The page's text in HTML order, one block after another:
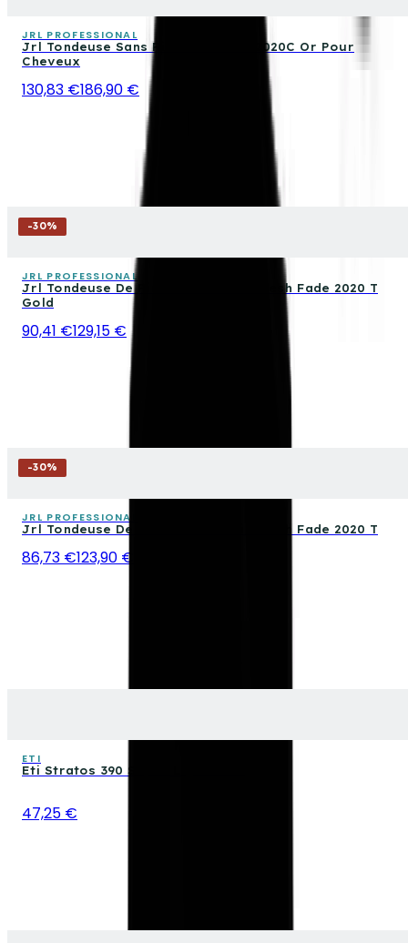
JRL PROFESSIONAL
Jrl Tondeuse Sans Fil Fresh Fade 2020C Or Pour
Cheveux
130,83 €186,90 €
-30%
JRL PROFESSIONAL
Jrl Tondeuse De Finition Sans Fil Fresh Fade 2020 T
Gold
90,41 €129,15 €
-30%
JRL PROFESSIONAL
Jrl Tondeuse De Finition Sans Fil Fresh Fade 2020 T
86,73 €123,90 €
ETI
Eti Stratos 390 Super Light Phon
47,25 €